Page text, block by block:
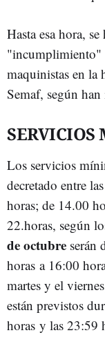
Hasta esa hora, se
"incumplimiento"
maquinistas en la
Semaf, según
SERVICIOS
Los servicios
decretado entre
horas; de 14.00
22.horas, según
de octubre serán
horas a 16:00
martes y el
están previstos
horas y las 23:59